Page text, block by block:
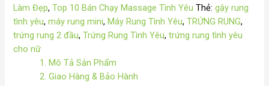
Làm Đẹp,Top 10 Bán Chạy Massage Tình Yêu Thẻ:gậy rung
tình yêu,máy rung mini,Máy Rung Tình Yêu,TRỨNG RUNG,
trứng rung 2 đầu,Trứng Rung Tình Yêu,trứng rung tình yêu
cho nữ
1. Mô Tả Sản Phẩm
2. Giao Hàng & Bảo Hành